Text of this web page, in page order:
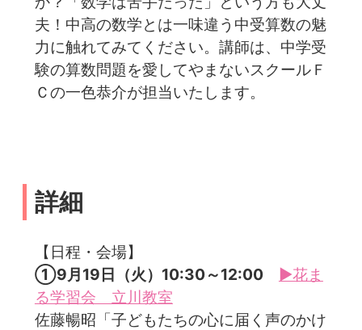
夫！中高の数学とは一味違う中受算数の魅
力に触れてみてください。講師は、中学受
験の算数問題を愛してやまないスクールＦ
Ｃの一色恭介が担当いたします。
詳細
【日程・会場】
①9月19日（火）10:30～12:00
▶花ま
る学習会 立川教室
佐藤暢昭「子どもたちの心に届く声のかけ